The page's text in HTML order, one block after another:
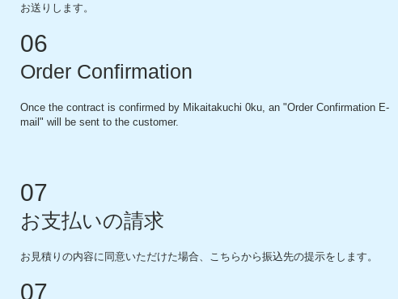
お送りします。
06
Order Confirmation
Once the contract is confirmed by Mikaitakuchi 0ku, an "Order Confirmation E-
mail" will be sent to the customer.
07
お支払いの請求
お見積りの内容に同意いただけた場合、こちらから振込先の提示をします。
07